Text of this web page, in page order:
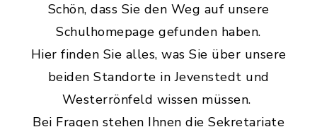
Schön, dass Sie den Weg auf unsere
Schulhomepage gefunden haben.
Hier finden Sie alles, was Sie über unsere
beiden Standorte in Jevenstedt und
Westerrönfeld wissen müssen.
Bei Fragen stehen Ihnen die Sekretariate